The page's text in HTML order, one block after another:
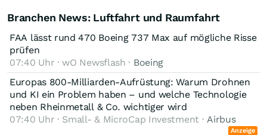
Branchen News: Luftfahrt und Raumfahrt
FAA lässt rund 470 Boeing 737 Max auf mögliche Risse
prüfen
07:40 Uhr · wO Newsflash · Boeing
Europas 800-Milliarden-Aufrüstung: Warum Drohnen
und KI ein Problem haben – und welche Technologie
neben Rheinmetall & Co. wichtiger wird
07:40 Uhr · Small- & MicroCap Investment · Airbus
Anzeige